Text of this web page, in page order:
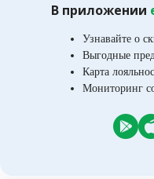
В приложении
Узнавайте о
Выгодные
Карта
Мониторинг